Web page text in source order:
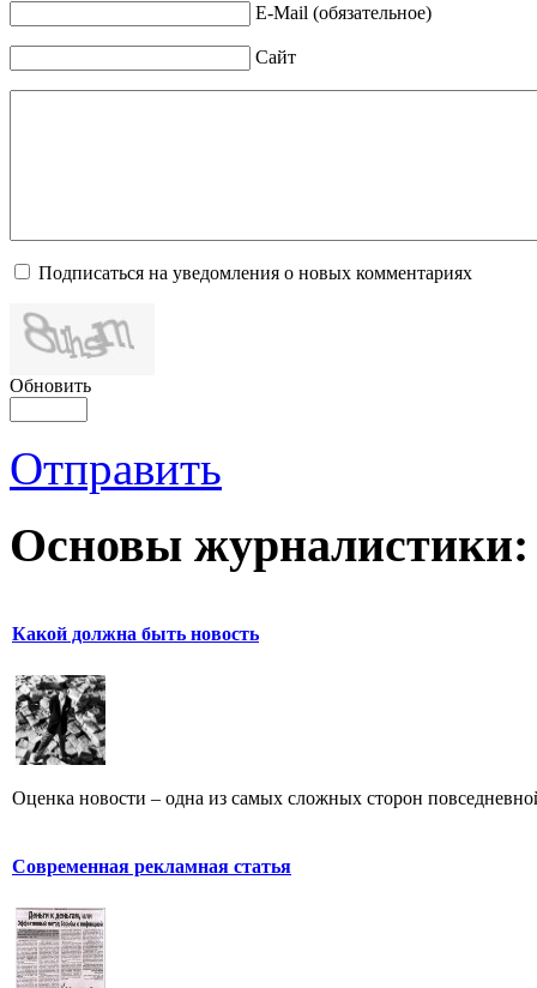
E-Mail (обязательное)
Сайт
Подписаться на уведомления о новых комментариях
Обновить
Отправить
Основы журналистики:
Какой должна быть новость
Оценка новости – одна из самых сложных сторон
Современная рекламная статья